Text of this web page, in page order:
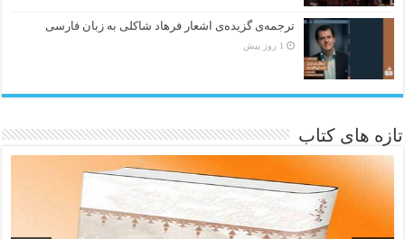
ترجمه‌ی گزیده‌‌ی اشعار فرهاد شاکلی به زبان فارسی
1 روز پیش
تازه های کتاب